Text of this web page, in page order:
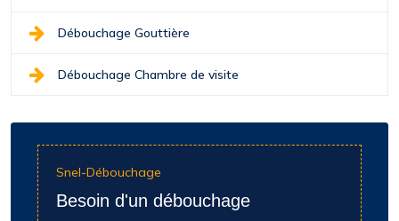
Débouchage Gouttière
Débouchage Chambre de visite
Snel-Débouchage
Besoin d'un débouchage